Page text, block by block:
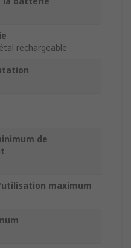
rechargeable
de
maximum